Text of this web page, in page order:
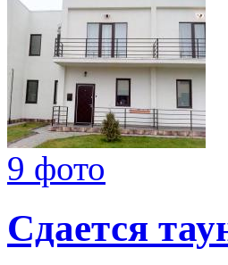
9 фото
Сдается